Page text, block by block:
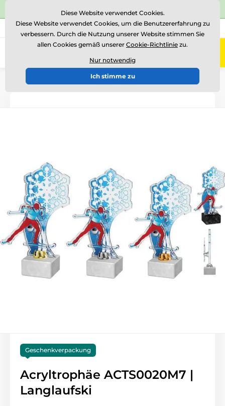
⭐Siehe 504 verifizierte Bewertungen auf
Rufen Sie uns an (Mo-Fr 15-18) +43 676 361 37 22
0
Einführung Acryltrophäen
Geschenkverpackung
Acryltrophäe ACTS0020M7 |
Langlaufski
Diese Website verwendet Cookies.
Diese Website verwendet Cookies, um die Benutzererfahrung zu
verbessern. Durch die Nutzung unserer Website stimmen Sie
allen Cookies gemäß unserer Cookie-Richtlinie zu.
Nur notwendig
Ich stimme zu